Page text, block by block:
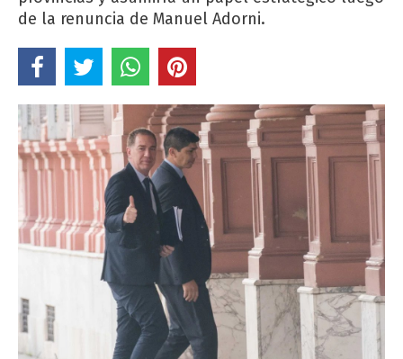
de la renuncia de Manuel Adorni.